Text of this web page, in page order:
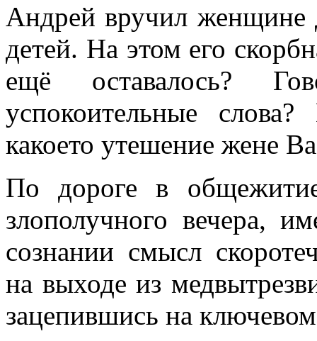
Андрей вручил женщине
детей. На этом его
ещё оставалось?
успокоительные
какоето утешение жене
По дороге в
злополучного вечера,
сознании смысл
на выходе из
зацепившись на